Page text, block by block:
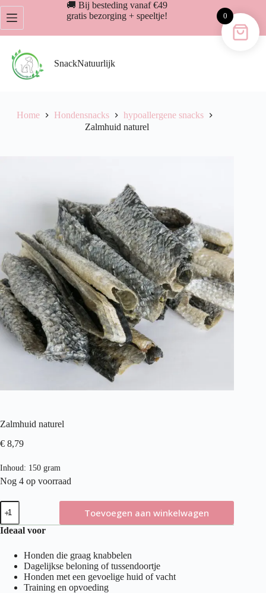
Ga
naar
inhoud
🚚 Bij besteding vanaf €49
gratis bezorging + speeltje!
SnackNatuurlijk
Home Hondensnacks
hypoallergene snacks
Zalmhuid naturel
Zalmhuid naturel
€ 8,79
Inhoud: 150 gram
Nog 4 op voorraad
Zalmhuid
naturel
aantal
Toevoegen aan winkelwagen
Ideaal voor
Honden die graag knabbelen
Dagelijkse beloning of tussendoortje
Honden met een gevoelige huid of vacht
Training en opvoeding
0